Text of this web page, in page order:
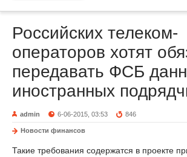
Российских телеком-
операторов хотят
передавать ФСБ
иностранных
admin 6-06-2015, 03:53 846
Новости финансов
Такие требования содержатся в проекте